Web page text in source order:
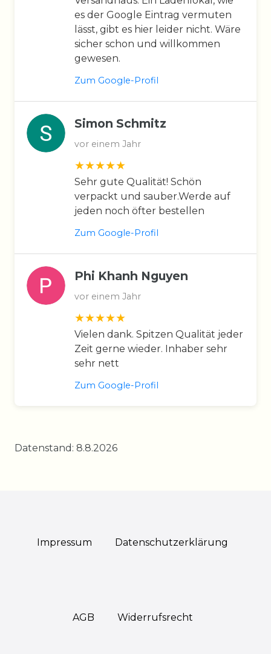
es der Google Eintrag vermuten
lässt, gibt es hier leider nicht. Wäre
sicher schon und willkommen
gewesen.
Zum Google-Profil
Simon Schmitz
vor einem Jahr
Sehr gute Qualität! Schön
verpackt und sauber.Werde auf
jeden noch öfter bestellen
Zum Google-Profil
Phi Khanh Nguyen
vor einem Jahr
Vielen dank. Spitzen Qualität jeder
Zeit gerne wieder. Inhaber sehr
sehr nett
Zum Google-Profil
Datenstand: 8.8.2026
Impressum Daten­schutz­erklärung
AGB Widerrufs­recht